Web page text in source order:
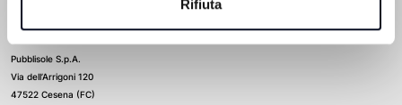
Rifiuta
Ludovico Luongo
Pubblisole S.p.A.
Via dell’Arrigoni 120
47522 Cesena (FC)